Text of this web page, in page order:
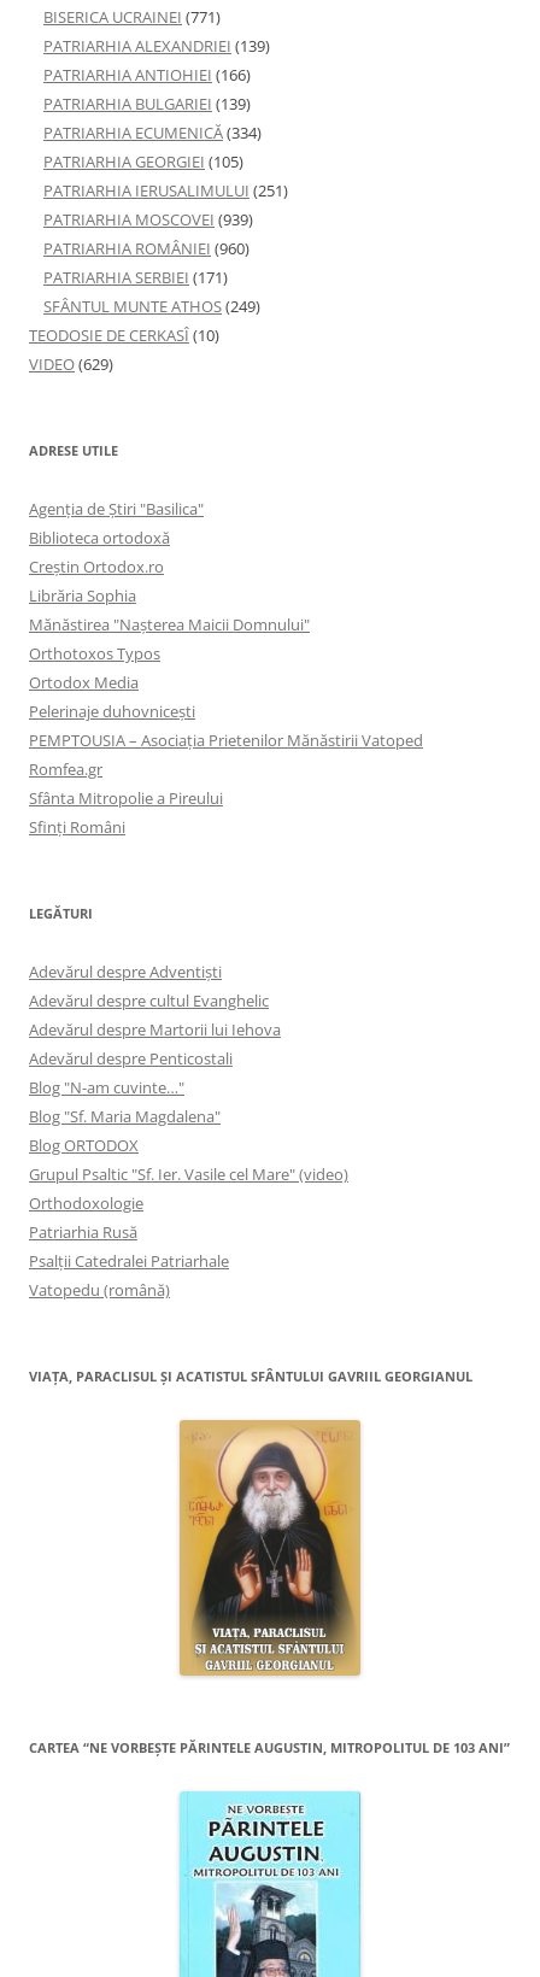
BISERICA UCRAINEI (771)
PATRIARHIA ALEXANDRIEI (139)
PATRIARHIA ANTIOHIEI (166)
PATRIARHIA BULGARIEI (139)
PATRIARHIA ECUMENICĂ(334)
PATRIARHIA GEORGIEI (105)
PATRIARHIA IERUSALIMULUI (251)
PATRIARHIA MOSCOVEI (939)
PATRIARHIA ROMÂNIEI (960)
PATRIARHIA SERBIEI (171)
SFÂNTUL MUNTE ATHOS(249)
TEODOSIE DE CERKASÎ(10)
VIDEO(629)
ADRESE UTILE
Agenţia de Ştiri "Basilica"
Biblioteca ortodoxă
Creştin Ortodox.ro
Librăria Sophia
Mănăstirea "Naşterea Maicii Domnului"
Orthotoxos Typos
Ortodox Media
Pelerinaje duhovnicești
PEMPTOUSIA – Asociația Prietenilor Mănăstirii Vatoped
Romfea.gr
Sfânta Mitropolie a Pireului
Sfinţi Români
LEGĂTURI
Adevărul despre Adventişti
Adevărul despre cultul Evanghelic
Adevărul despre Martorii lui Iehova
Adevărul despre Penticostali
Blog "N-am cuvinte…"
Blog "Sf. Maria Magdalena"
Blog ORTODOX
Grupul Psaltic "Sf. Ier. Vasile cel Mare" (video)
Orthodoxologie
Patriarhia Rusă
Psalţii Catedralei Patriarhale
Vatopedu (română)
VIAŢA, PARACLISUL ŞI ACATISTUL SFÂNTULUI GAVRIIL GEORGIANUL
CARTEA “NE VORBEŞTE PĂRINTELE AUGUSTIN, MITROPOLITUL DE 103 ANI”